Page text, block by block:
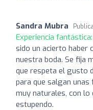
Sandra Mubra
Experiencia fantástica:
sido un acierto haber
nuestra boda. Se fija
que respeta el gusto
para que salgan
muy naturales, con
estupendo.